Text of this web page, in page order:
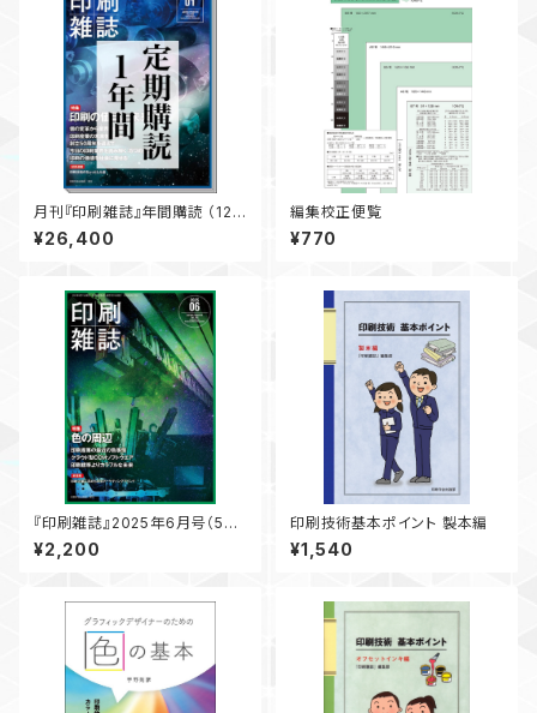
月刊『印刷雑誌』年間購読 （12ヶ
月分）【送料無料】
¥26,400
編集校正便覧
¥770
『印刷雑誌』2025年6月号（5月
20日発行）
¥2,200
印刷技術基本ポイント 製本編
¥1,540